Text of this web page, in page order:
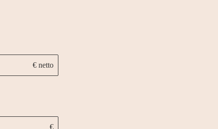
€ netto
€